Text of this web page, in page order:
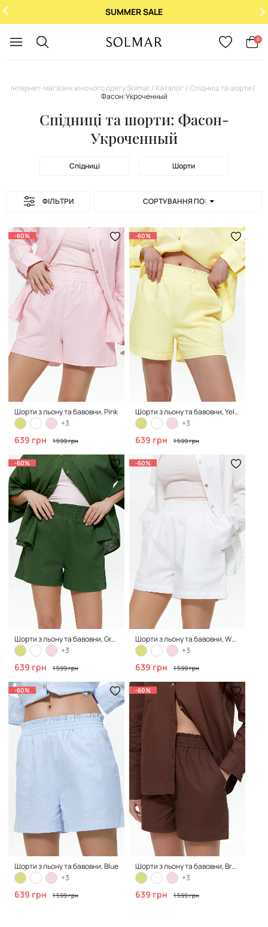
SUMMER SALE
0
Інтернет-магазин жіночого одягу Solmar Каталог
Спідниці та шорти
Фасон:Укроченный
Спідниці та шорти: Фасон-
Укроченный
Спідниці Шорти
ФІЛЬТРИ СОРТУВАННЯ ПО:
-60%
Шорти з льону та бавовни, Pink
+3
639 грн 1 599 грн
-60%
Шорти з льону та бавовни, Yellow
+3
639 грн 1 599 грн
-60%
Шорти з льону та бавовни, Green
+3
639 грн 1 599 грн
-60%
Шорти з льону та бавовни, White
+3
639 грн 1 599 грн
-60%
Шорти з льону та бавовни, Blue
+3
639 грн 1 599 грн
-60%
Шорти з льону та бавовни, Brown
+3
639 грн 1 599 грн